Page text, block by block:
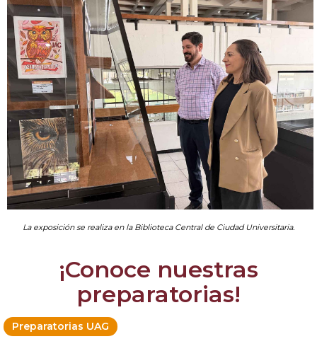
La exposición se realiza en la Biblioteca Central de Ciudad Universitaria.
¡Conoce nuestras
preparatorias!
Preparatorias UAG